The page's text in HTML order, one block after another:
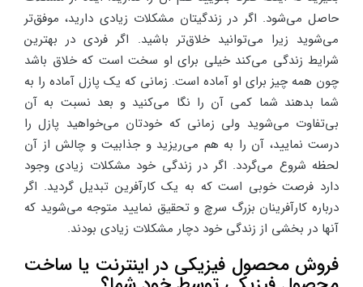
حاصل می‌شود. اگر در زندگیتان مشکلات زیادی دارید، موفق‌تر
می‌شوید زیرا می‌توانید خلاق‌تر باشید. اگر فردی در بهترین
شرایط زندگی می‌کند خیلی برای او سخت است که خلاق باشد
چون همه چیز برای او آماده است. زمانی که یک پازل آماده را به
شما بدهند شما کمی آن را نگا می‌کنید و بعد نسبت به آن
بی‌تفاوت می‌شوید ولی زمانی که خودتان می‌خواهید پازل را
درست نمایید، آن را به هم می‌ریزید و جذابیت و چالش از آن
لحظه شروع می‌گردد. اگر در زندگی خود مشکلات زیادی وجود
دارد فرصت خوبی است که به یک کارآفرین تبدیل گردید. اگر
درباره کارآفرینان بزرگ سرچ و تحقیق نمایید متوجه می‌شوید که
آنها در بخشی از زندگی خود دچار مشکلات زیادی بودند.
فروش محصول فیزیکی در اینترنت یا ساخت